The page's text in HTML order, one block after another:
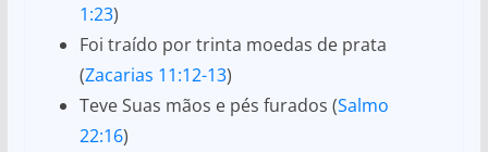
1:23)
Foi traído por trinta moedas de prata
(Zacarias 11:12-13)
Teve Suas mãos e pés furados (Salmo
22:16)